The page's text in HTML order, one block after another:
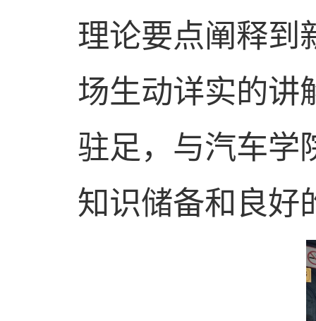
理论要点阐释到
场生动详实的讲
驻足，与汽车学
知识储备和良好